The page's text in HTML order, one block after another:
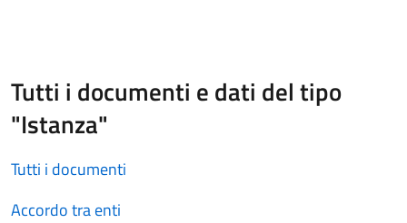
Tutti i documenti e dati del tipo
"Istanza"
Tutti i documenti
Accordo tra enti